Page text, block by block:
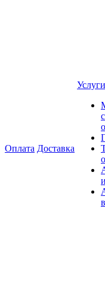
Оплата Доставка
Услуги